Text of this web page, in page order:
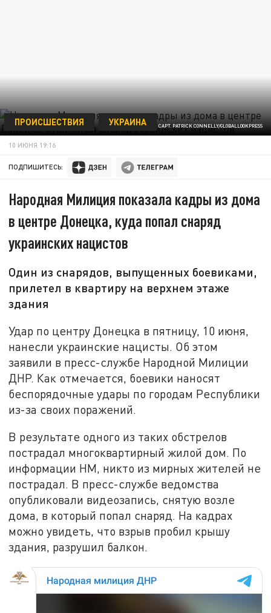
ФОТО: CAPT. PATRICK CONNELLY/GLOBALLOOKPRESS
ПРОИСШЕСТВИЯ УКРАИНА
10 ИЮНЯ 19:16
ПОДПИШИТЕСЬ:
Народная Милиция показала кадры из дома
в центре Донецка, куда попал снаряд
украинских нацистов
Один из снарядов, выпущенных боевиками,
прилетел в квартиру на верхнем этаже
здания
Удар по центру Донецка в пятницу, 10 июня,
нанесли украинские нацисты. Об этом
заявили в пресс-службе Народной Милиции
ДНР. Как отмечается, боевики наносят
беспорядочные удары по городам Республики
из-за своих поражений.
В результате одного из таких обстрелов
пострадал многоквартирный жилой дом. По
информации НМ, никто из мирных жителей не
пострадал. В пресс-службе ведомства
опубликовали видеозапись, снятую возле
дома, в который попал снаряд. На кадрах
можно увидеть, что взрыв пробил крышу
здания, разрушил балкон.